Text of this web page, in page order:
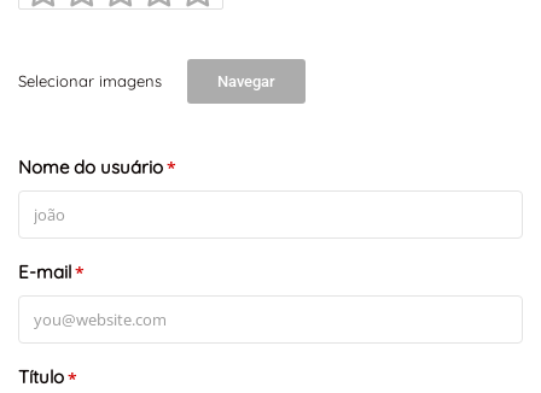
Selecionar imagens Navegar
Nome do usuário*
E-mail*
Título*